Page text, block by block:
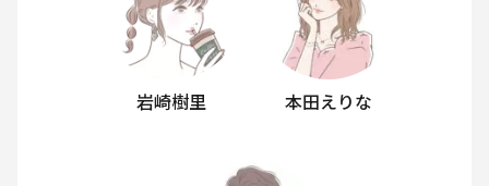
岩崎樹里 本田えりな